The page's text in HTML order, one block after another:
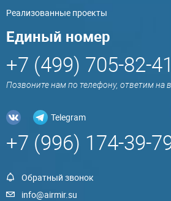
Реализованные проекты
Единый номер
+7 (499) 705-82-41
Позвоните нам по телефону, ответим на
Telegram
+7 (996) 174-39-
Обратный звонок
info@airmir.su